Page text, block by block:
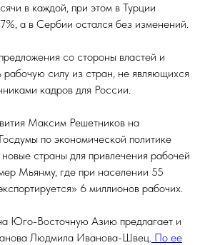
в каждой, при этом в Турции
а в Сербии остался без изменений.
со стороны властей и
рабочую силу из стран, не являющихся
кадров для России.
Максим Решетников на
по экономической политике
страны для привлечения рабочей
Мьянму, где при населении 55
6 миллионов рабочих.
Юго-Восточную Азию предлагает и
Людмила Иванова-Швец. По ее